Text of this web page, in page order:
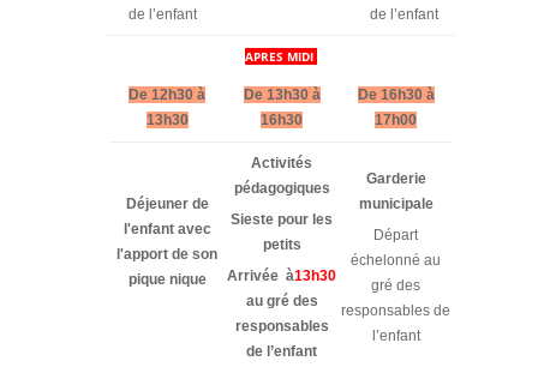
de l’enfant
de l’enfant
APRES MIDI
De 12h30 à
13h30
De 13h30 à
16h30
De 16h30 à
17h00
Déjeuner de
l'enfant avec
l'apport de son
pique nique
Activités
pédagogiques
Sieste pour les
petits
Arrivée à13h30
au gré des
responsables
de l’enfant
Garderie
municipale
Départ
échelonné au
gré des
responsables de
l’enfant